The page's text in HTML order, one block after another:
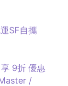
SF自攜
9折 優惠
/